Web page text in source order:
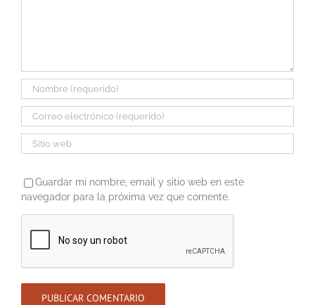
Guardar mi nombre, email y sitio web en este
navegador para la próxima vez que comente.